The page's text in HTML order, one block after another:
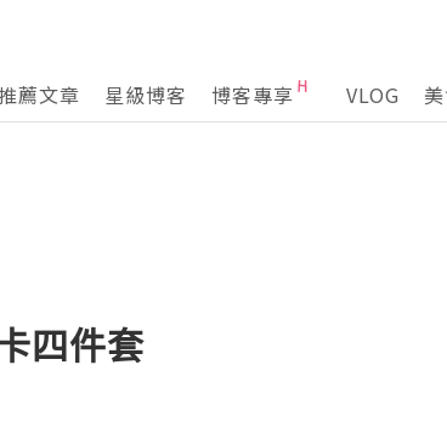
薦文章 星級博客 博客專享 VLOG
四件套